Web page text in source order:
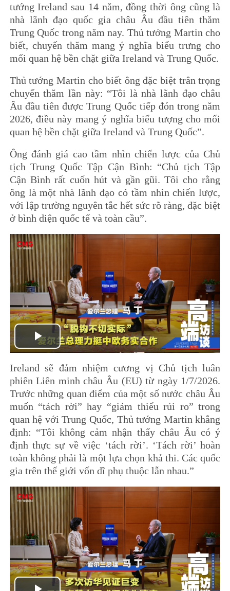
tướng Ireland sau 14 năm, đồng thời ông cũng là
nhà lãnh đạo quốc gia châu Âu đầu tiên thăm
Trung Quốc trong năm nay. Thủ tướng Martin cho
biết, chuyến thăm mang ý nghĩa biểu trưng cho
mối quan hệ bền chặt giữa Ireland và Trung Quốc.
Thủ tướng Martin cho biết ông đặc biệt trân trọng
chuyến thăm lần này: “Tôi là nhà lãnh đạo châu
Âu đầu tiên được Trung Quốc tiếp đón trong năm
2026, điều này mang ý nghĩa biểu tượng cho mối
quan hệ bền chặt giữa Ireland và Trung Quốc”.
Ông đánh giá cao tầm nhìn chiến lược của Chủ
tịch Trung Quốc Tập Cận Bình: “Chủ tịch Tập
Cận Bình rất cuốn hút và gần gũi. Tôi cho rằng
ông là một nhà lãnh đạo có tầm nhìn chiến lược,
với lập trường nguyên tắc hết sức rõ ràng, đặc biệt
ở bình diện quốc tế và toàn cầu”.
Play
Video
Ireland sẽ đảm nhiệm cương vị Chủ tịch luân
phiên Liên minh châu Âu (EU) từ ngày 1/7/2026.
Trước những quan điểm của một số nước châu Âu
muốn “tách rời” hay “giảm thiểu rủi ro” trong
quan hệ với Trung Quốc, Thủ tướng Martin khẳng
định: “Tôi không cảm nhận thấy châu Âu có ý
định thực sự về việc ‘tách rời’. ‘Tách rời’ hoàn
toàn không phải là một lựa chọn khả thi. Các quốc
gia trên thế giới vốn dĩ phụ thuộc lẫn nhau.”